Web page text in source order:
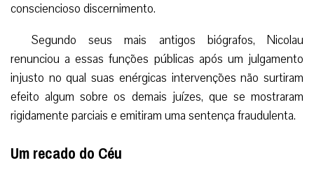
consciencioso discernimento.
Segundo seus mais antigos biógrafos, Nicolau
renunciou a essas funções públicas após um julgamento
injusto no qual suas enérgicas intervenções não surtiram
efeito algum sobre os demais juízes, que se mostraram
rigidamente parciais e emitiram uma sentença fraudulenta.
Um recado do Céu